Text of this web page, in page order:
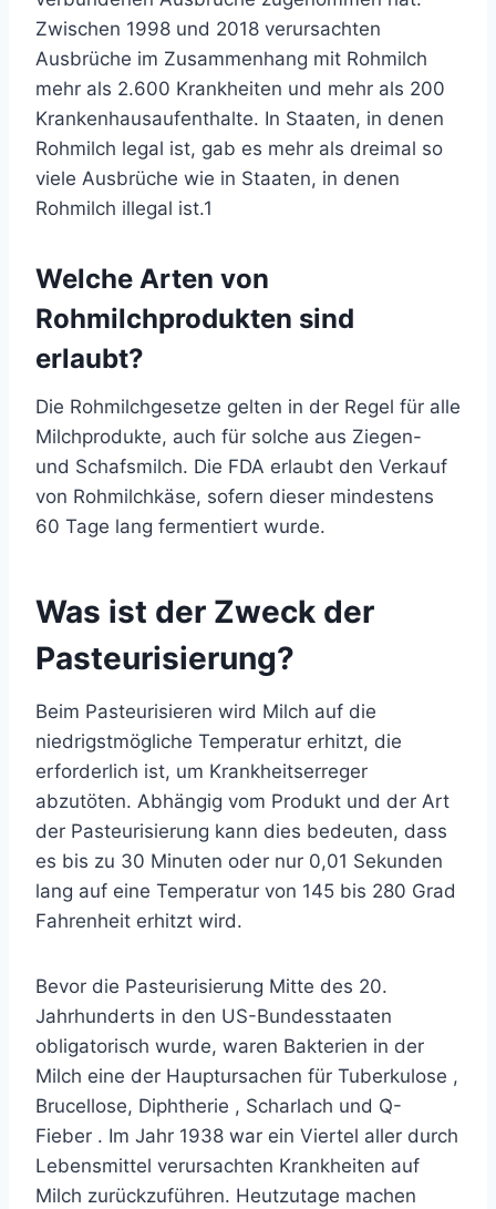
Zwischen 1998 und 2018 verursachten
Ausbrüche im Zusammenhang mit Rohmilch
mehr als 2.600 Krankheiten und mehr als 200
Krankenhausaufenthalte. In Staaten, in denen
Rohmilch legal ist, gab es mehr als dreimal so
viele Ausbrüche wie in Staaten, in denen
Rohmilch illegal ist.1
Welche Arten von
Rohmilchprodukten sind
erlaubt?
Die Rohmilchgesetze gelten in der Regel für alle
Milchprodukte, auch für solche aus Ziegen-
und Schafsmilch. Die FDA erlaubt den Verkauf
von Rohmilchkäse, sofern dieser mindestens
60 Tage lang fermentiert wurde.
Was ist der Zweck der
Pasteurisierung?
Beim Pasteurisieren wird Milch auf die
niedrigstmögliche Temperatur erhitzt, die
erforderlich ist, um Krankheitserreger
abzutöten. Abhängig vom Produkt und der Art
der Pasteurisierung kann dies bedeuten, dass
es bis zu 30 Minuten oder nur 0,01 Sekunden
lang auf eine Temperatur von 145 bis 280 Grad
Fahrenheit erhitzt wird.
Bevor die Pasteurisierung Mitte des 20.
Jahrhunderts in den US-Bundesstaaten
obligatorisch wurde, waren Bakterien in der
Milch eine der Hauptursachen für Tuberkulose ,
Brucellose, Diphtherie , Scharlach und Q-
Fieber . Im Jahr 1938 war ein Viertel aller durch
Lebensmittel verursachten Krankheiten auf
Milch zurückzuführen. Heutzutage machen